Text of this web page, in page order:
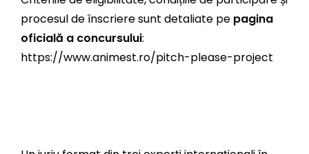
procesul de înscriere sunt detaliate pe pagina
oficială a concursului:
https://www.animest.ro/pitch-please-project